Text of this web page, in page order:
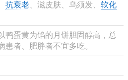
抗衰老、滋皮肤、乌须发、 软化
鸭蛋黄为馅的月饼胆固醇高，总
者、肥胖者不宜多吃。